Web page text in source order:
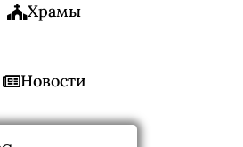
Храмы
Новости